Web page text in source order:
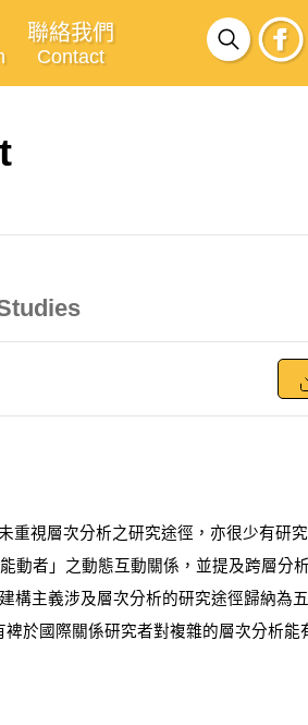
聯絡我們
Contact
重視層次分析之研究途徑，亦很少有研
動者」之動態互動關係，並提及跨層分
構主義涉及層次分析的研究途徑歸納為
於國際關係研究者對複雜的層次分析能